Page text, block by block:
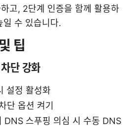
고, 2단계 인증을 함께 활용하
일 수 있습니다.
팁
단 강화
설정 활성화
단 옵션 켜기
DNS 스푸핑 의심 시 수동 DNS